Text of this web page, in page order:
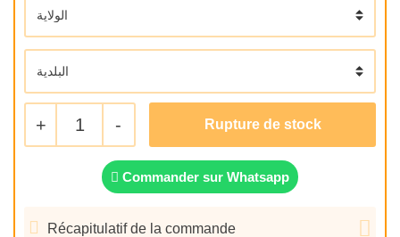
+ 1 -
Commander sur Whatsapp
Récapitulatif de la commande